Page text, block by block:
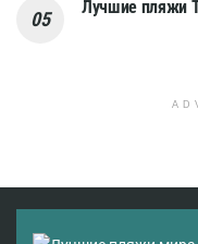
Лучшие пляжи